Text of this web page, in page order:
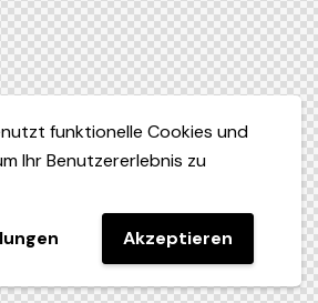
funktionelle Cookies und
Ihr Benutzererlebnis zu
Akzeptieren